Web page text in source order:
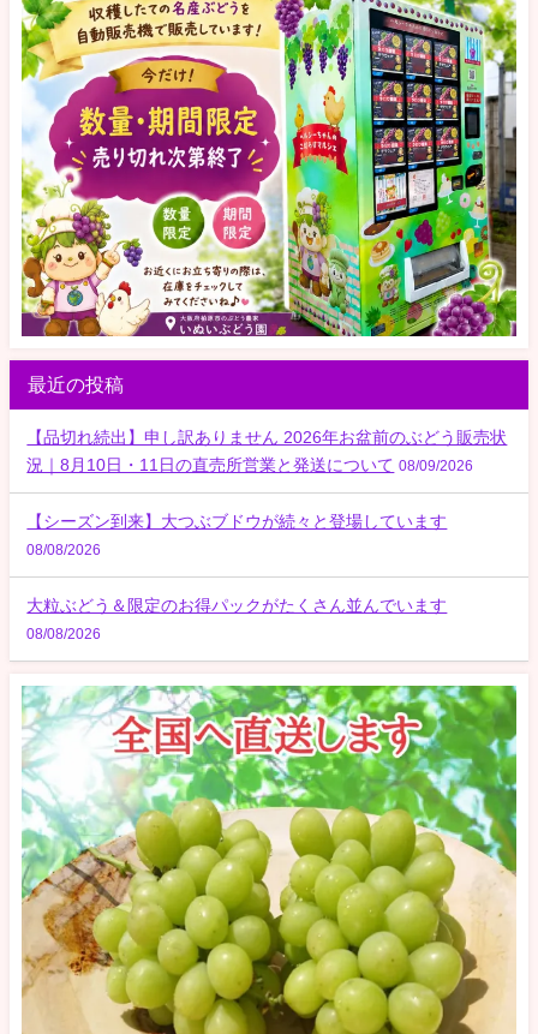
最近の投稿
【品切れ続出】申し訳ありません 2026年お盆前のぶどう販売状
況｜8月10日・11日の直売所営業と発送について 08/09/2026
【シーズン到来】大つぶブドウが続々と登場しています
08/08/2026
大粒ぶどう＆限定のお得パックがたくさん並んでいます
08/08/2026